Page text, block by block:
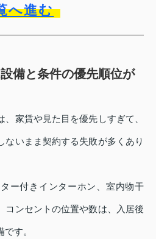
へ進む
備と条件の優先順位が
家賃や見た目を優先しすぎて、
ないまま契約する失敗が多くあり
ー付きインターホン、室内物干
コンセントの位置や数は、入居後
す。